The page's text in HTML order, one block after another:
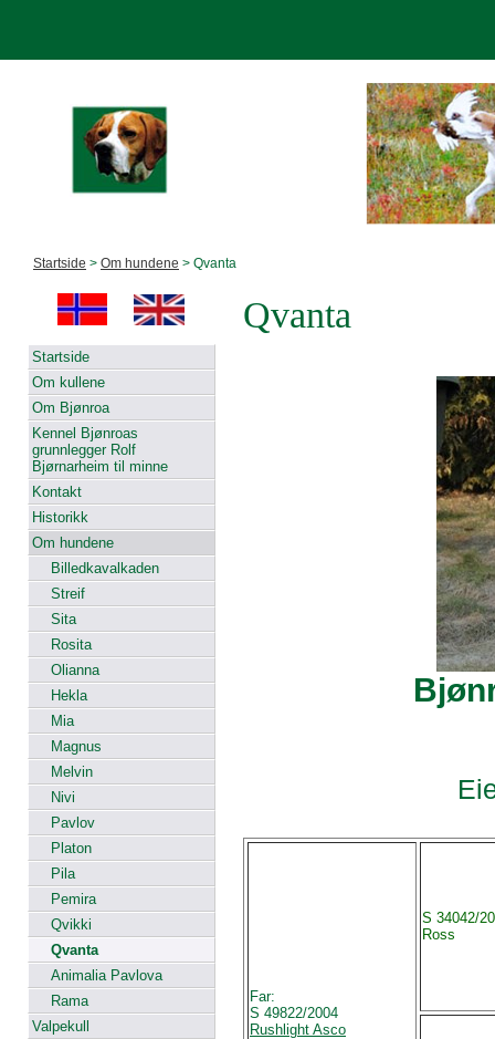
Startside > Om hundene > Qvanta
Startside
Om kullene
Om Bjønroa
Kennel Bjønroas
grunnlegger Rolf
Bjørnarheim til minne
Kontakt
Historikk
Om hundene
Billedkavalkaden
Streif
Sita
Rosita
Olianna
Hekla
Mia
Magnus
Melvin
Nivi
Pavlov
Platon
Pila
Pemira
Qvikki
Qvanta
Animalia Pavlova
Rama
Valpekull
Qvanta
Far:
S 49822/2004
Rushlight Asco
S 34042/
Ross